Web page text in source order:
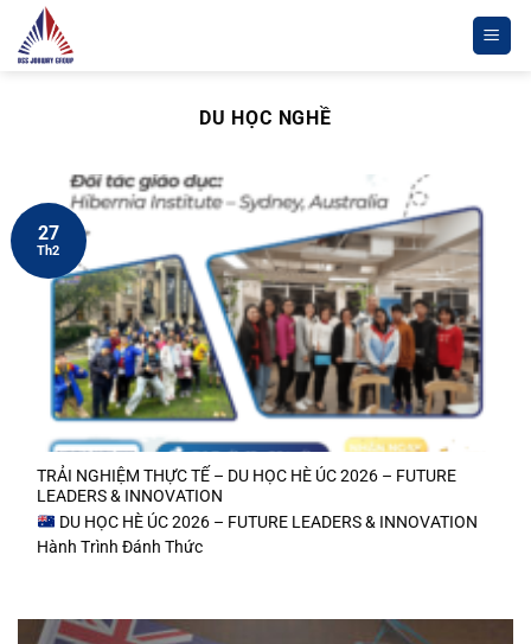
Chuyển
đến
DU HỌC NGHỀ
TRẢI NGHIỆM THỰC TẾ – DU HỌC HÈ ÚC 2026 – FUTURE
LEADERS & INNOVATION
DU HỌC HÈ ÚC 2026 – FUTURE LEADERS & INNOVATION
Hành Trình Đánh Thức
27
Th2